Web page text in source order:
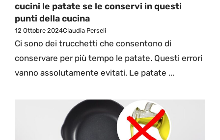
cucini le patate se le conservi in questi
punti della cucina
12 Ottobre 2024Claudia Perseli
Ci sono dei trucchetti che consentono di
conservare per più tempo le patate. Questi errori
vanno assolutamente evitati. Le patate ...